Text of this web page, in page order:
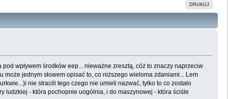
DRUKUJ
wpływem środków eep... nieważne zresztą, cóż to znaczy naprzeciw
może jednym słowem opisać to, co niższego wieloma zdaniami... Lem
nie stracili tego czego nie umieli nazwać, tylko to co zostało
ludzkiej - która pochopnie uogólnia, i do maszynowej - która ściśle